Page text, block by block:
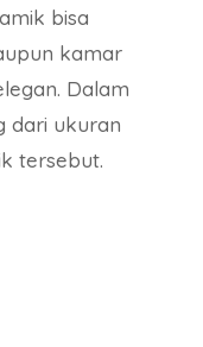
bisa
kamar
Dalam
dari ukuran
tersebut.